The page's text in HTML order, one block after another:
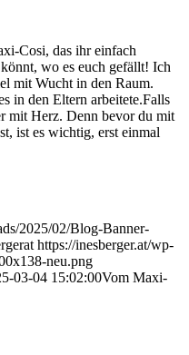
Cosi, das ihr einfach
wo es euch gefällt! Ich
mit Wucht in den Raum.
in den Eltern arbeitete.Falls
mit Herz. Denn bevor du mit
ist es wichtig, erst einmal
2025/02/Blog-Banner-
https://inesberger.at/wp-
neu.png
03-04 15:02:00Vom Maxi-